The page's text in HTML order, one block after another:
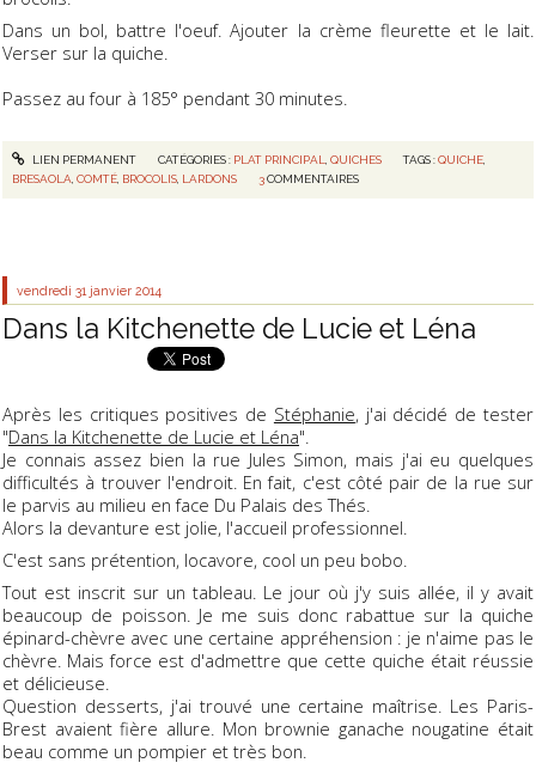
Dans un bol, battre l'oeuf. Ajouter la crème fleurette et le lait.
Verser sur la quiche.
Passez au four à 185° pendant 30 minutes.
LIEN PERMANENT CATÉGORIES : PLAT PRINCIPAL, QUICHES TAGS :QUICHE,
BRESAOLA,COMTÉ, BROCOLIS, LARDONS 3 COMMENTAIRES
vendredi 31 janvier 2014
Dans la Kitchenette de Lucie et Léna
Après les critiques positives de Stéphanie, j'ai décidé de tester
"Dans la Kitchenette de Lucie et Léna".
Je connais assez bien la rue Jules Simon, mais j'ai eu quelques
difficultés à trouver l'endroit. En fait, c'est côté pair de la rue sur
le parvis au milieu en face Du Palais des Thés.
Alors la devanture est jolie, l'accueil professionnel.
C'est sans prétention, locavore, cool un peu bobo.
Tout est inscrit sur un tableau. Le jour où j'y suis allée, il y avait
beaucoup de poisson. Je me suis donc rabattue sur la quiche
épinard-chèvre avec une certaine appréhension : je n'aime pas le
chèvre. Mais force est d'admettre que cette quiche était réussie
et délicieuse.
Question desserts, j'ai trouvé une certaine maîtrise. Les Paris-
Brest avaient fière allure. Mon brownie ganache nougatine était
beau comme un pompier et très bon.